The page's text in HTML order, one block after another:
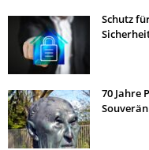
Schutz
70 Jahre